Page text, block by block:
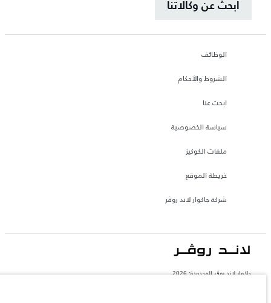
ابحث عن وكالاتنا
الوظائف
الشروط والأحكام
ابحث عنا
سياسة الخصوصية
ملفات الكوكيز
خريطة الموقع
شركة جاكوار لاند روڤر
جاكوار لاند روڨر المحدودة: 2026